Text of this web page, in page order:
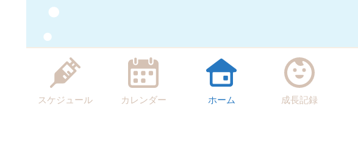
スケジュール カレンダー ホーム 成長記録